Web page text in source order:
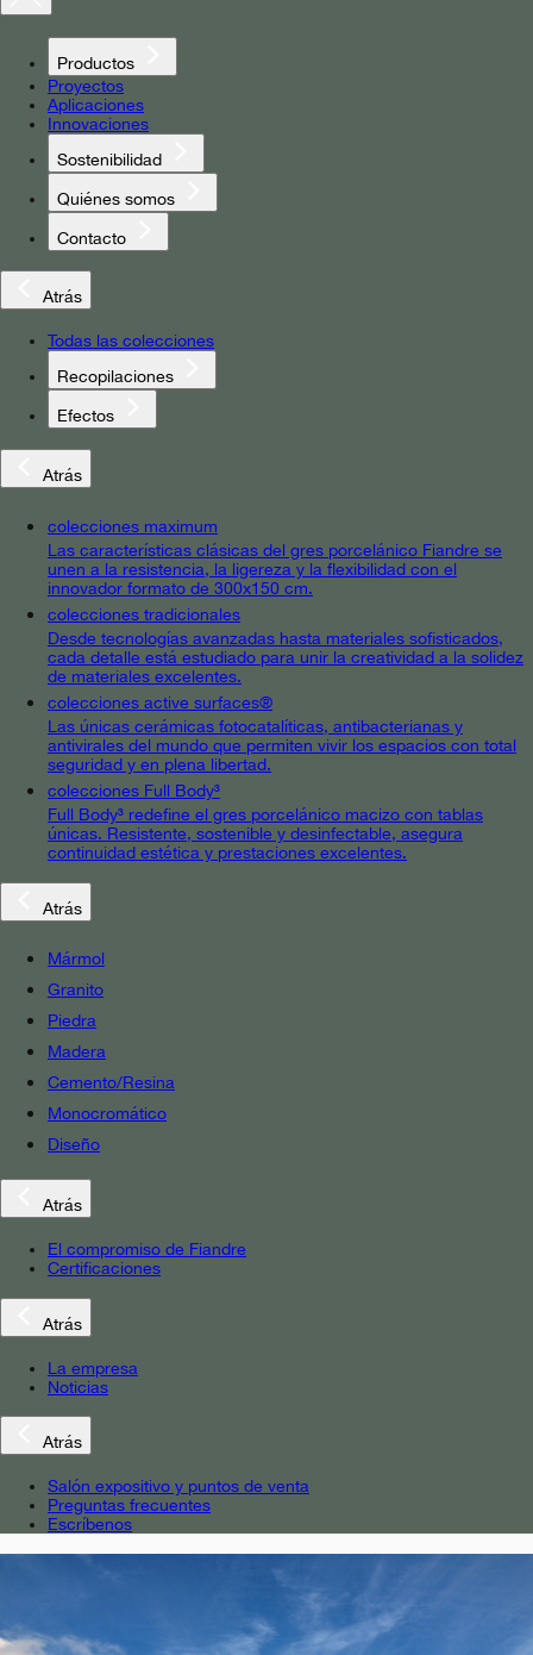
Productos
Proyectos
Aplicaciones
Innovaciones
Sostenibilidad
Quiénes somos
Contacto
Atrás
Todas las colecciones
Recopilaciones
Efectos
Atrás
colecciones maximum
Las características clásicas del gres porcelánico Fiandre se
unen a la resistencia, la ligereza y la flexibilidad con el
innovador formato de 300x150 cm.
colecciones tradicionales
Desde tecnologías avanzadas hasta materiales sofisticados,
cada detalle está estudiado para unir la creatividad a la solidez
de materiales excelentes.
colecciones active surfaces®
Las únicas cerámicas fotocatalíticas, antibacterianas y
antivirales del mundo que permiten vivir los espacios con total
seguridad y en plena libertad.
colecciones Full Body³
Full Body³ redefine el gres porcelánico macizo con tablas
únicas. Resistente, sostenible y desinfectable, asegura
continuidad estética y prestaciones excelentes.
Atrás
Mármol
Granito
Piedra
Madera
Cemento/Resina
Monocromático
Diseño
Atrás
El compromiso de Fiandre
Certificaciones
Atrás
La empresa
Noticias
Atrás
Salón expositivo y puntos de venta
Preguntas frecuentes
Escríbenos